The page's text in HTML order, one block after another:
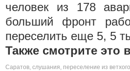
человек из 178
больший фронт
переселить еще 5, 5
Также смотрите это
Саратов, слушания, переселение из